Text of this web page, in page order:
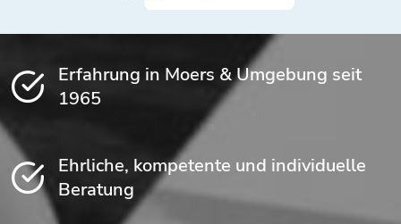
Erfahrung in Moers & Umgebung seit
1965
Ehrliche, kompetente und individuelle
Beratung